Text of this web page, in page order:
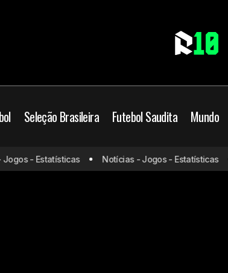
Seleção Brasileira Futebol Saudita Mundo
- Estatísticas Notícias - Jogos - Estatísticas